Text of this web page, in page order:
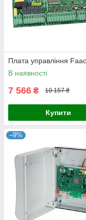
Плата управління
В наявності
7 566 ₴ 10 157 ₴
Купити
–9%